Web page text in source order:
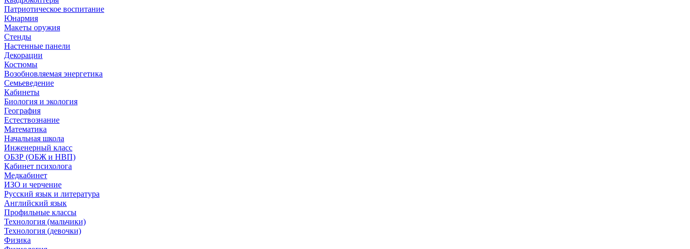
Патриотическое воспитание
Юнармия
Макеты оружия
Стенды
Настенные панели
Декорации
Костюмы
Возобновляемая энергетика
Семьеведение
Кабинеты
Биология и экология
География
Естествознание
Математика
Начальная школа
Инженерный класс
ОБЗР (ОБЖ и НВП)
Кабинет психолога
Медкабинет
ИЗО и черчение
Русский язык и литература
Английский язык
Профильные классы
Технология (мальчики)
Технология (девочки)
Физика